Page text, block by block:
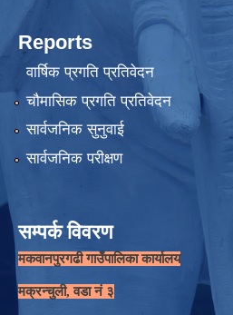
Reports
वार्षिक प्रगति प्रतिवेदन
चौमासिक प्रगति प्रतिवेदन
सार्वजनिक सुनुवाई
सार्वजनिक परीक्षण
सम्पर्क विवरण
मकवानपुरगढी गाउँपालिका कार्यालय
मक्रन्चुली, वडा नं ३